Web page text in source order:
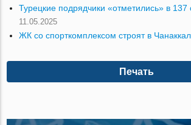
Турецкие подрядчики «отметились» в 137
11.05.2025
ЖК со спорткомплексом строят в
Печать